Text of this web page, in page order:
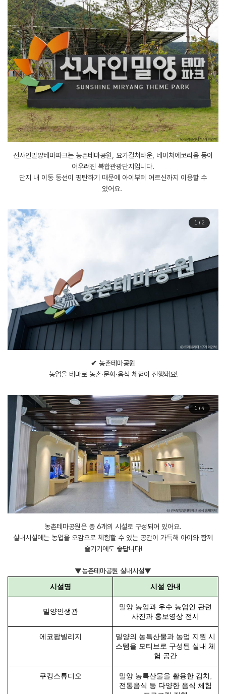
​선샤인밀양테마파크는 농촌테마공원, 요가컬처타운, 네이처에코리움 등이
어우러진 복합관광단지입니다.
단지 내 이동 동선이 평탄하기 때문에 아이부터 어르신까지 이용할 수
있어요.
1/ 2
✔ 농촌테마공원
농업을 테마로 농촌·문화·음식 체험이 진행돼요!
1/4
농촌테마공원은 총 6개의 시설로 구성되어 있어요.
실내시설에는 농업을 오감으로 체험할 수 있는 공간이 가득해 아이와 함께
즐기기에도 좋답니다!
▼농촌테마공원 실내시설▼
시설명
시설 안내
밀양인생관
밀양 농업과 우수 농업인 관련
사진과 홍보영상 전시
에코팜빌리지
밀양의 농특산물과 농업 지원 시
스템을 모티브로 구성된 실내 체
험 공간
쿠킹스튜디오
밀양 농특산물을 활용한 김치,
전통음식 등 다양한 음식 체험